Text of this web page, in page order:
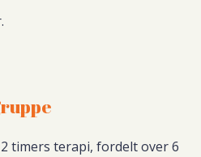
timers terapi, fordelt over 6